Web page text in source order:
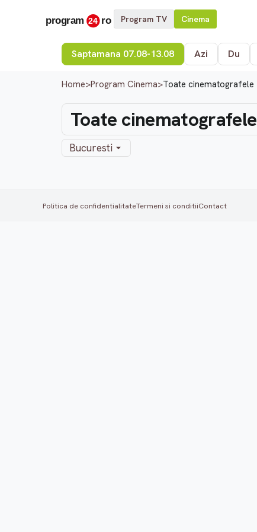
Program TV Cinema
Saptamana 07.08-13.08 Azi Du
Home>Program Cinema>Toate cinematografele
Toate cinematografele
Bucuresti
Politica de confidentialitateTermeni si conditiiContact